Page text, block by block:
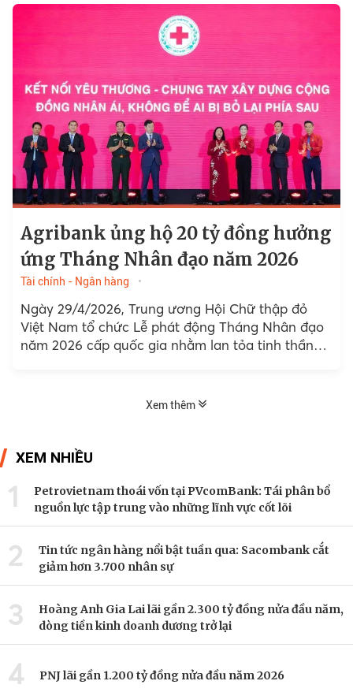
Agribank ủng hộ 20 tỷ đồng hưởng
ứng Tháng Nhân đạo năm 2026
Tài chính - Ngân hàng
Ngày 29/4/2026, Trung ương Hội Chữ thập đỏ
Việt Nam tổ chức Lễ phát động Tháng Nhân đạo
năm 2026 cấp quốc gia nhằm lan tỏa tinh thần
Xem thêm
XEM NHIỀU
1
Petrovietnam thoái vốn tại PVcomBank: Tái phân bổ
nguồn lực tập trung vào những lĩnh vực cốt lõi
2
Tin tức ngân hàng nổi bật tuần qua: Sacombank cắt
giảm hơn 3.700 nhân sự
3
Hoàng Anh Gia Lai lãi gần 2.300 tỷ đồng nửa đầu năm,
dòng tiền kinh doanh dương trở lại
4 PNJ lãi gần 1.200 tỷ đồng nửa đầu năm 2026